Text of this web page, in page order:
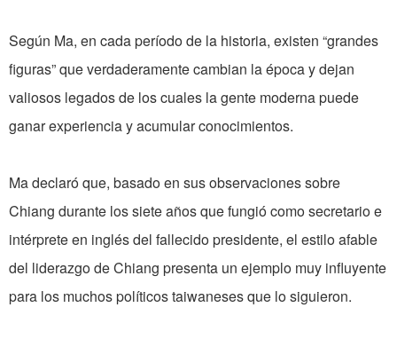
Según Ma, en cada período de la historia, existen “grandes
figuras” que verdaderamente cambian la época y dejan
valiosos legados de los cuales la gente moderna puede
ganar experiencia y acumular conocimientos.
Ma declaró que, basado en sus observaciones sobre
Chiang durante los siete años que fungió como secretario e
intérprete en inglés del fallecido presidente, el estilo afable
del liderazgo de Chiang presenta un ejemplo muy influyente
para los muchos políticos taiwaneses que lo siguieron.